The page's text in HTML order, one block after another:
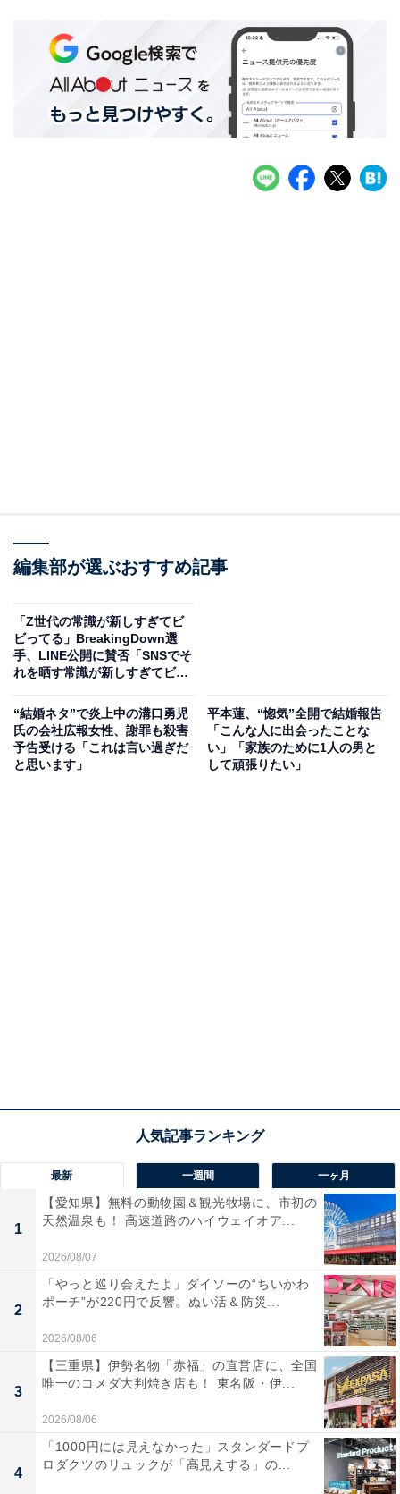
編集部が選ぶおすすめ記事
「Z世代の常識が新しすぎてビ
ビってる」BreakingDown選
手、LINE公開に賛否「SNSでそ
れを晒す常識が新しすぎてビビ
“結婚ネタ”で炎上中の溝口勇児
氏の会社広報女性、謝罪も殺害
予告受ける「これは言い過ぎだ
と思います」
平本蓮、“惚気”全開で結婚報告
「こんな人に出会ったことな
い」「家族のために1人の男と
して頑張りたい」
最新 一週間 一ヶ月
1
【愛知県】無料の動物園＆観光牧場に、市初の
天然温泉も！ 高速道路のハイウェイオア...
2026/08/07
2
「やっと巡り会えたよ」ダイソーの“ちいかわ
ポーチ”が220円で反響。ぬい活＆防災...
2026/08/06
3
【三重県】伊勢名物「赤福」の直営店に、全国
唯一のコメダ大判焼き店も！ 東名阪・伊...
2026/08/06
4
「1000円には見えなかった」スタンダードプ
ロダクツのリュックが「高見えする」の...